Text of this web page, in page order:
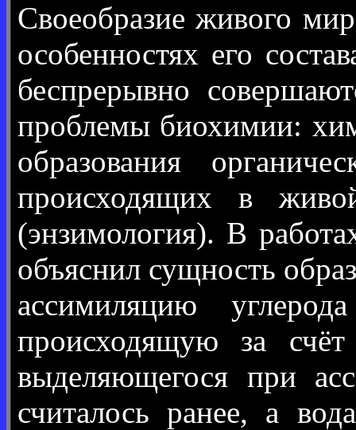
Своеобразие живого
особенностях его
беспрерывно
проблемы биохимии:
образования
происходящих в
(энзимология). В
объяснил сущность
ассимиляцию
происходящую за
выделяющегося при
считалось ранее, а